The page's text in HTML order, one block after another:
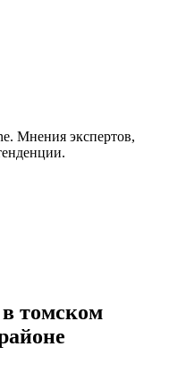
Мнения экспертов,
томском